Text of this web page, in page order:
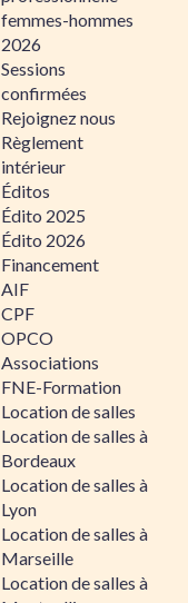
femmes-hommes
2026
Sessions
confirmées
Rejoignez nous
Règlement
intérieur
Éditos
Édito 2025
Édito 2026
Financement
AIF
CPF
OPCO
Associations
FNE-Formation
Location de salles
Location de salles à
Bordeaux
Location de salles à
Lyon
Location de salles à
Marseille
Location de salles à